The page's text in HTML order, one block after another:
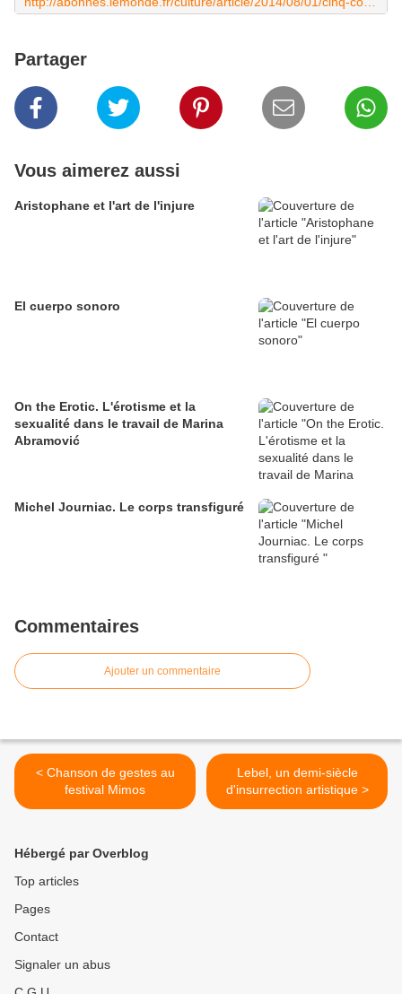
Partager
Vous aimerez aussi
Aristophane et l'art de l'injure
El cuerpo sonoro
On the Erotic. L'érotisme et la
sexualité dans le travail de Marina
Abramović
Michel Journiac. Le corps transfiguré
Commentaires
Ajouter un commentaire
< Chanson de gestes au
festival Mimos
Lebel, un demi-siècle
d'insurrection artistique >
Hébergé par Overblog
Top articles
Pages
Contact
Signaler un abus